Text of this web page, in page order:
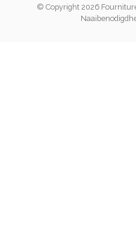
© Copyright 2026